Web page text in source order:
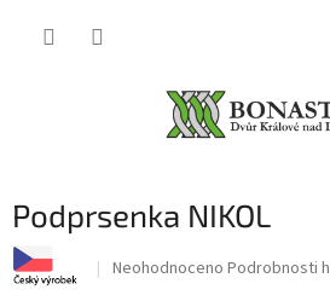
Podprsenka NIKOL
Průměrné
Neohodnoceno Podrobnosti